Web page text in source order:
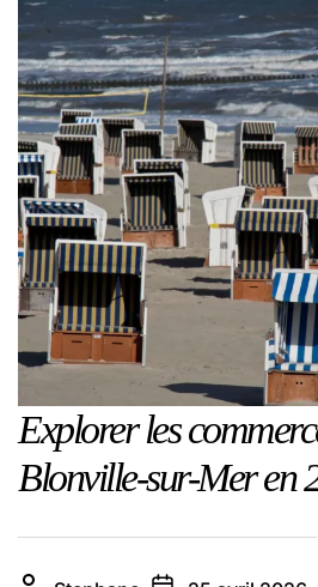
Explorer les
Blonville-sur-Mer en